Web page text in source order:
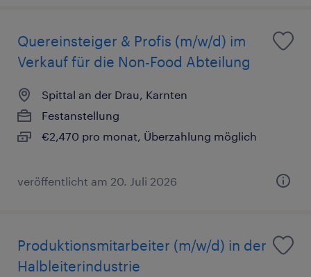
Quereinsteiger & Profis (m/w/d) im
Verkauf für die Non-Food Abteilung
Spittal an der Drau, Karnten
Festanstellung
€2,470 pro monat, Überzahlung möglich
veröffentlicht am 20. Juli 2026
Produktionsmitarbeiter (m/w/d) in der
Halbleiterindustrie